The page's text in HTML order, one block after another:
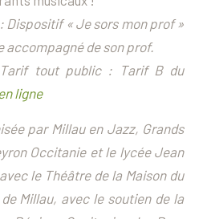
Dispositif « Je sors mon prof »
accompagné de son prof.
tout public : Tarif B du
ligne
par Millau en Jazz, Grands
Occitanie et le lycée Jean
le Théâtre de la Maison du
Millau, avec le soutien de la